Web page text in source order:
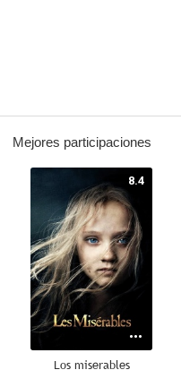
Mejores participaciones
8.4
Los miserables